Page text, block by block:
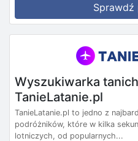
Sprawdź
Wyszukiwarka
TanieLatanie.pl
TanieLatanie.pl to jedno z
podróżników, które w kilka
lotniczych, od popularnych...